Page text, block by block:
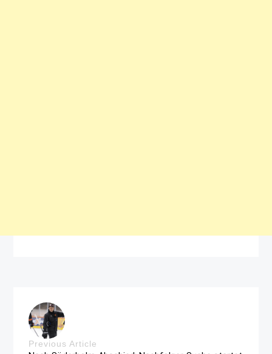
Previous Article